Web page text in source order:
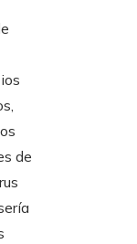
de